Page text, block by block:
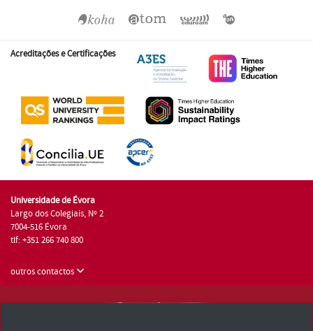
Acreditações e Certificações
Universidade de Évora
Largo dos Colegiais, Nº 2
7004-516 Évora
tlf: +351 266 740 800
outros contactos